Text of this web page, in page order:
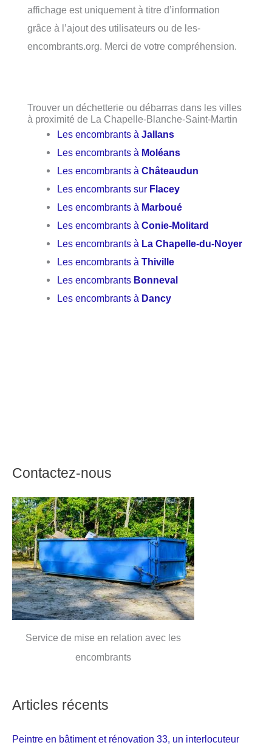
affichage est uniquement à titre d’information
grâce à l’ajout des utilisateurs ou de les-
encombrants.org. Merci de votre compréhension.
Trouver un déchetterie ou débarras dans les villes
à proximité de La Chapelle-Blanche-Saint-Martin
Les encombrants àJallans
Les encombrants à Moléans
Les encombrants àChâteaudun
Les encombrants sur Flacey
Les encombrants à Marboué
Les encombrants àConie-Molitard
Les encombrants à La Chapelle-du-Noyer
Les encombrants àThiville
Les encombrants Bonneval
Les encombrants à Dancy
Contactez-nous
Service de mise en relation avec les
encombrants
Articles récents
Peintre en bâtiment et rénovation 33, un interlocuteur